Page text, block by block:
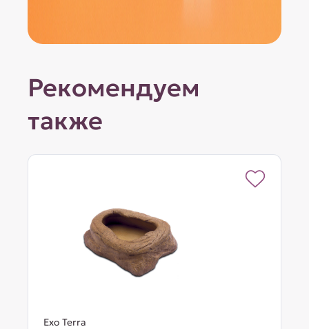
Рекомендуем
также
Exo Terra